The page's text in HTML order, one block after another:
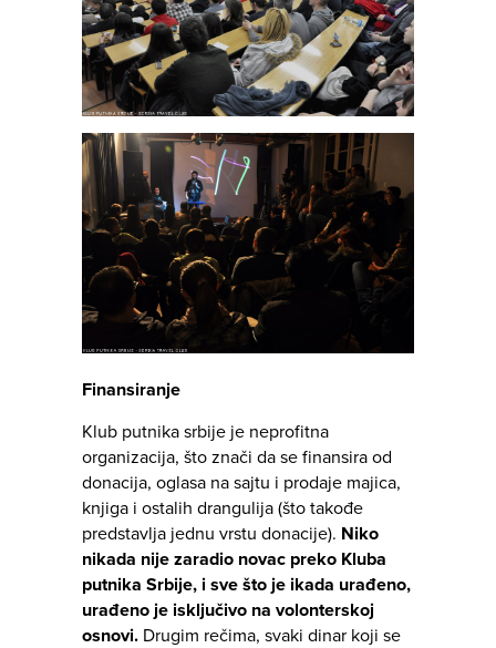
Finansiranje
Klub putnika srbije je neprofitna
organizacija, što znači da se finansira od
donacija, oglasa na sajtu i prodaje majica,
knjiga i ostalih drangulija (što takođe
predstavlja jednu vrstu donacije). Niko
nikada nije zaradio novac preko Kluba
putnika Srbije, i sve što je ikada urađeno,
urađeno je isključivo na volonterskoj
osnovi. Drugim rečima, svaki dinar koji se